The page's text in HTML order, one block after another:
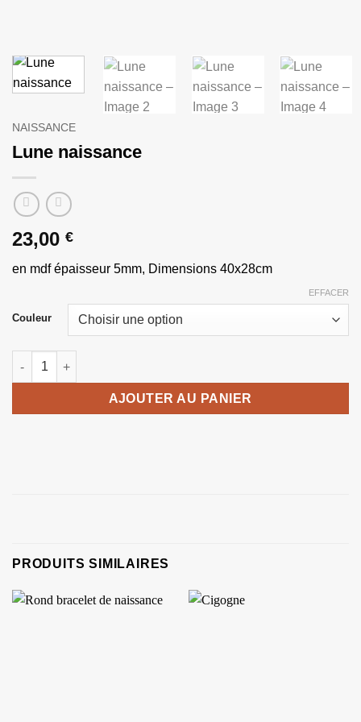
NAISSANCE
Lune naissance
23,00 €
en mdf épaisseur 5mm, Dimensions 40x28cm
Couleur
EFFACER
quantité de Lune naissance
AJOUTER AU PANIER
PRODUITS SIMILAIRES